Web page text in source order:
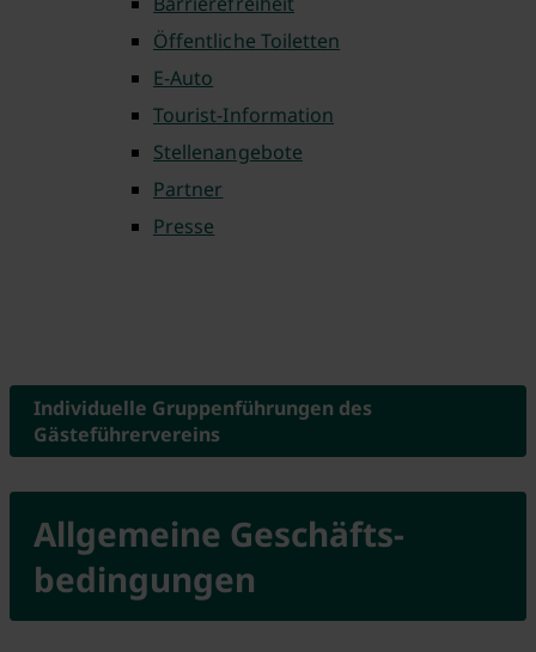
Öffentliche Toiletten
E-Auto
Tourist-Information
Stellenangebote
Partner
Presse
Allgemeine Geschäfts­
bedingungen
Individuelle Gruppenführungen des
Gästeführervereins